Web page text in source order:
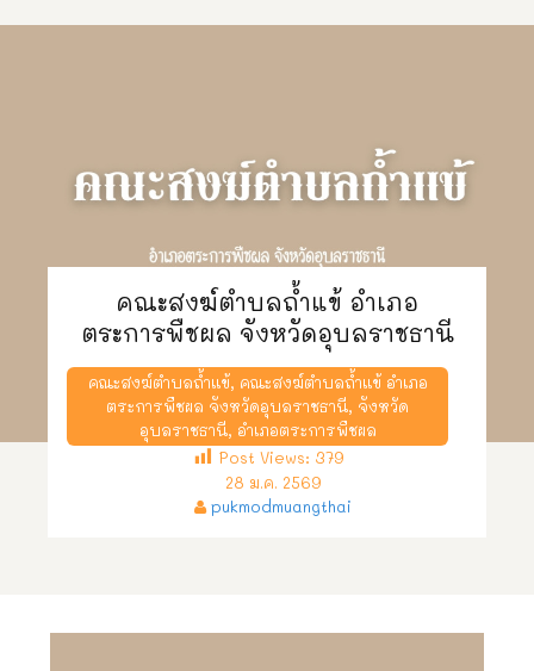
คณะสงฆ์ตำบลถ้ำแข้ อำเภอ
ตระการพืชผล จังหวัดอุบลราชธานี
คณะสงฆ์ตำบลถ้ำแข้, คณะสงฆ์ตำบลถ้ำแข้ อำเภอ
ตระการพืชผล จังหวัดอุบลราชธานี, จังหวัด
อุบลราชธานี, อำเภอตระการพืชผล
Post Views: 379
28 ม.ค. 2569
pukmodmuangthai